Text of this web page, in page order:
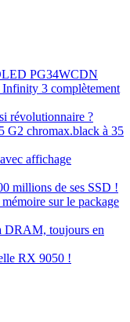
PG34WCDN
3 complètement
révolutionnaire ?
G2 chromax.black à 35
affichage
millions de ses SSD !
sur le package
DRAM, toujours en
RX 9050 !